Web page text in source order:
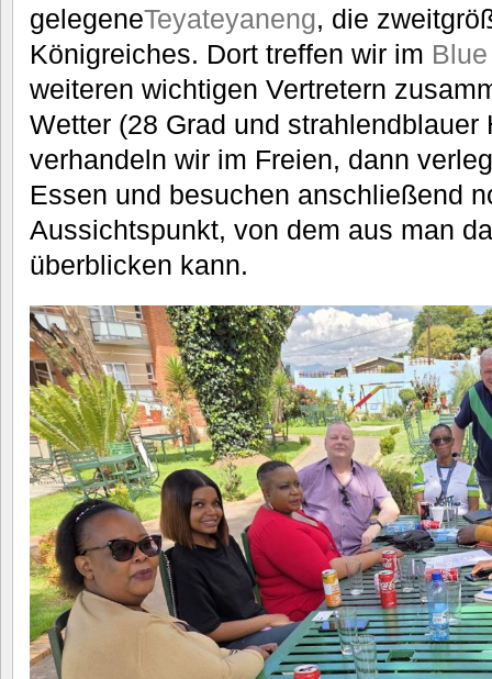
gelegeneTeyateyaneng, die
Königreiches. Dort treffen wir im
weiteren wichtigen Vertretern
Wetter (28 Grad und
verhandeln wir im Freien, dann
Essen und besuchen anschließend
Aussichtspunkt, von dem aus man
überblicken kann.